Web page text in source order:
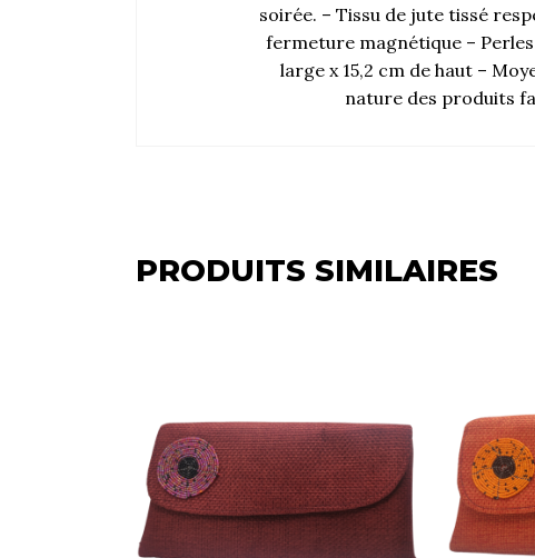
soirée. – Tissu de jute tissé
fermeture magnétique –
large x 15,2 cm de haut –
nature des produits
PRODUITS SIMILAIRES